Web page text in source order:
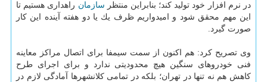
در نرم افزار خود تولید كند؛ بنابراین منتظر سازمان راهداری هستیم تا
این مهم محقق شود و امیدواریم ظرف یك یا دو هفته آینده این كار
صورت گیرد.
وی تصریح كرد: هم اكنون از سمت سیمفا برای اتصال مراكز معاینه
فنی خودروهای سنگین هیچ محدودیتی ندارد و برای اجرای طرح
كاهش هم نه تنها در تهران؛ بلكه در تمامی كلانشهرها آمادگی لازم در